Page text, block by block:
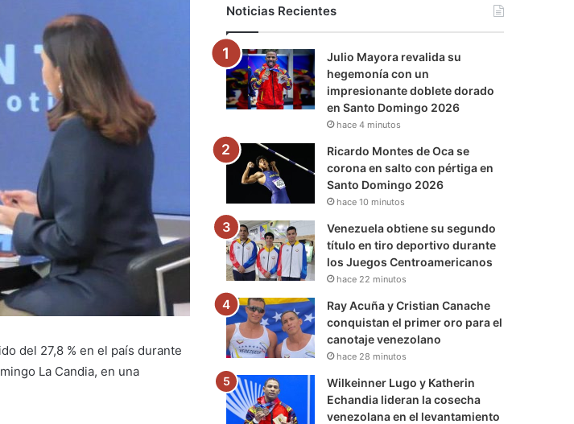
del 27,8 % en el país durante
La Candia, en una
o
k
r
e
r
a
m
a
m
Noticias Recientes
Julio Mayora revalida su
hegemonía con un
impresionante doblete dorado
en Santo Domingo 2026
hace 4 minutos
Ricardo Montes de Oca se
corona en salto con pértiga en
Santo Domingo 2026
hace 10 minutos
Venezuela obtiene su segundo
título en tiro deportivo durante
los Juegos Centroamericanos
hace 22 minutos
Ray Acuña y Cristian Canache
conquistan el primer oro para el
canotaje venezolano
hace 28 minutos
Wilkeinner Lugo y Katherin
Echandia lideran la cosecha
venezolana en el levantamiento